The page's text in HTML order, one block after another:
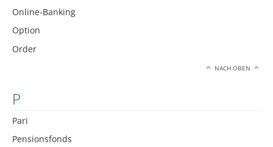
Online-Banking
Option
Order
NACH OBEN
P
Pari
Pensionsfonds